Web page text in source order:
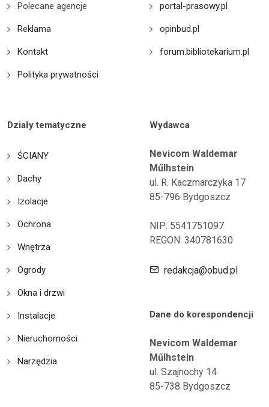
Polecane agencje
Reklama
Kontakt
Polityka prywatności
portal-prasowy.pl
opinbud.pl
forum.bibliotekarium.pl
Działy tematyczne
ŚCIANY
Dachy
Izolacje
Ochrona
Wnętrza
Ogrody
Okna i drzwi
Instalacje
Nieruchomości
Narzędzia
Wydawca
Nevicom Waldemar
Műlhstein
ul. R. Kaczmarczyka 17
85-796 Bydgoszcz
NIP: 5541751097
REGON: 340781630
redakcja@obud.pl
Dane do korespondencji
Nevicom Waldemar
Műlhstein
ul. Szajnochy 14
85-738 Bydgoszcz